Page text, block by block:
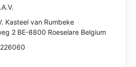
Kasteel van Rumbeke
2 BE-8800 Roeselare Belgium